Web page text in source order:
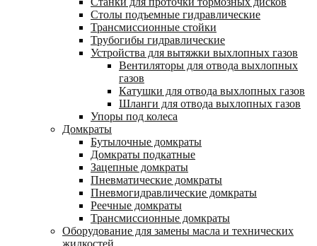
Столы подъемные гидравлические
Трансмиссионные стойки
Трубогибы гидравлические
Устройства для вытяжки выхлопных газов
Вентиляторы для отвода выхлопных
газов
Катушки для отвода выхлопных газов
Шланги для отвода выхлопных газов
Упоры под колеса
Домкраты
Бутылочные домкраты
Домкраты подкатные
Зацепные домкраты
Пневматические домкраты
Пневмогидравлические домкраты
Реечные домкраты
Трансмиссионные домкраты
Оборудование для замены масла и технических
жидкостей